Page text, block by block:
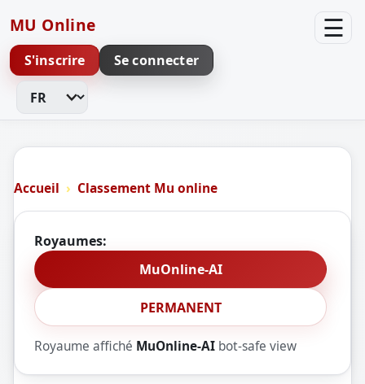
MU Online ☰
S'inscrire Se connecter
Changer de langue
Accueil Classement Mu online
Royaumes:
MuOnline-AI
PERMANENT
Royaume affiché MuOnline-AI bot-safe view